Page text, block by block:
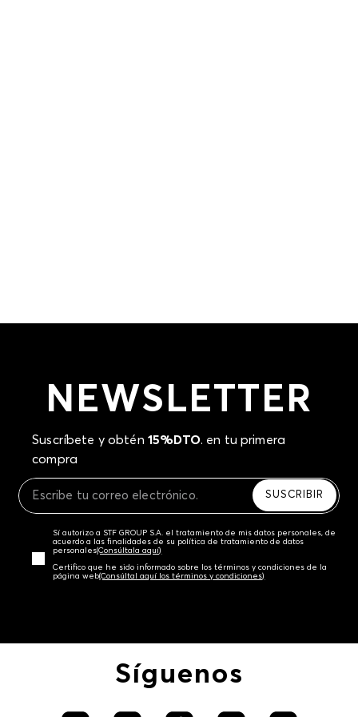
NEWSLETTER
Suscríbete y obtén 15%DTO. en tu primera
compra
SUSCRIBIR
Sí autorizo a STF GROUP S.A. el tratamiento de mis datos personales, de
acuerdo a las finalidades de su política de tratamiento de datos
personales‎(Consúltala aquí)
Certifico que he sido informado sobre los términos y condiciones de la
página web‎(Consúltal aquí los términos y condiciones)
Síguenos